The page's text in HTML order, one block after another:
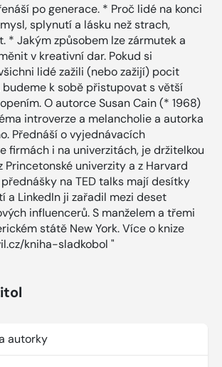
po generace. * Proč lidé na konci
splynutí a lásku než strach,
* Jakým způsobem lze zármutek a
v kreativní dar. Pokud si
lidé zažili (nebo zažijí) pocit
k sobě přistupovat s větší
O autorce Susan Cain (* 1968)
introverze a melancholie a autorka
Přednáší o vyjednávacích
firmách i na univerzitách, je držitelkou
univerzity a z Harvard
přednášky na TED talks mají desítky
a LinkedIn ji zařadil mezi deset
influencerů. S manželem a třemi
státě New York. Více o knize
kniha-sladkobol "
autorky